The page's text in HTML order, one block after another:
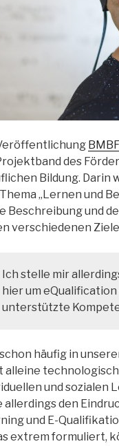
des
Bildung. Darin
„Lernen und
Beschreibung und
verschiedenen
Ich stelle mir
hier um
unterstützte
häufig in
alleine
und sozialen
allerdings den
und E-
extrem formuliert,